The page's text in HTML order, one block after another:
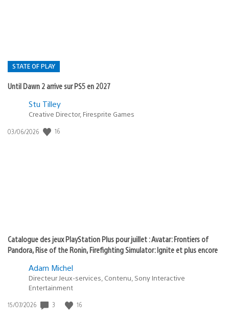
STATE OF PLAY
Until Dawn 2 arrive sur PS5 en 2027
Postée
:
state
Stu Tilley
Creative Director, Firesprite Games
Date
03/06/2026 16
Catalogue des jeux PlayStation Plus pour juillet : Avatar: Frontiers of
Pandora, Rise of the Ronin, Firefighting Simulator: Ignite et plus encore
Adam Michel
Directeur Jeux-services, Contenu, Sony Interactive
Entertainment
Date
15/07/2026 3 16